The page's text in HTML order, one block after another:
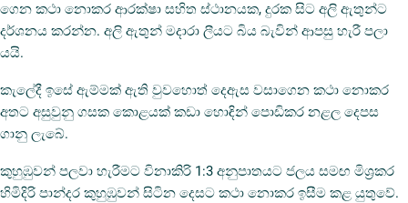
ගෙන කථා නොකර ආරක්ෂා සහිත ස්ථානයක, දුරක සිට අලි ඇතුන්ට
දර්ශනය කරන්න. අලි ඇතුන් මදාරා ලීයට බිය බැවින් ආපසු හැරී පලා
යයි.
කැලේදී ඉසේ ඇම්මක් ඇති වුවහොත් දෙඇස වසාගෙන කථා නොකර
අතට අසුවුනු ගසක කොළයක් කඩා හොඳින් පොඩිකර නළල දෙපස
ගානු ලැබේ.
කුහුඹුවන් පලවා හැරීමට විනාකිරි 1:3 අනුපාතයට ජලය සමඟ මිශ්‍රකර
හිමිදිරි පාන්දර කුහුඹුවන් සිටින දෙසට කථා නොකර ඉසීම කළ යුතුවේ.